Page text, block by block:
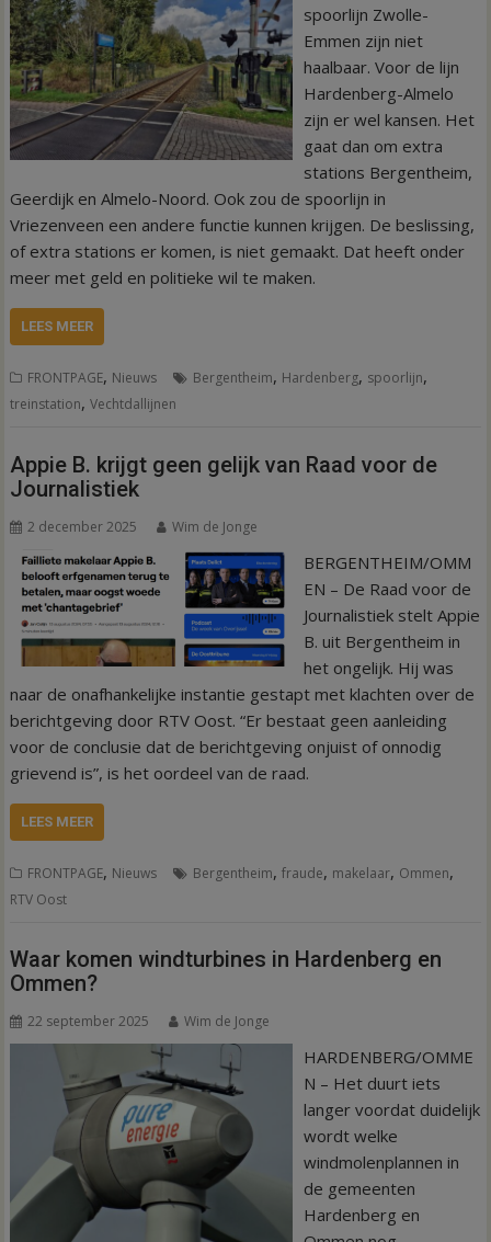
spoorlijn Zwolle-
Emmen zijn niet
haalbaar. Voor de lijn
Hardenberg-Almelo
zijn er wel kansen. Het
gaat dan om extra
stations Bergentheim,
Geerdijk en Almelo-Noord. Ook zou de spoorlijn in
Vriezenveen een andere functie kunnen krijgen. De beslissing,
of extra stations er komen, is niet gemaakt. Dat heeft onder
meer met geld en politieke wil te maken.
LEES MEER
FRONTPAGE, Nieuws Bergentheim, Hardenberg, spoorlijn,
treinstation,Vechtdallijnen
Appie B. krijgt geen gelijk van Raad voor de
Journalistiek
2 december 2025 Wim de Jonge
BERGENTHEIM/OMM
EN – De Raad voor de
Journalistiek stelt Appie
B. uit Bergentheim in
het ongelijk. Hij was
naar de onafhankelijke instantie gestapt met klachten over de
berichtgeving door RTV Oost. “Er bestaat geen aanleiding
voor de conclusie dat de berichtgeving onjuist of onnodig
grievend is”, is het oordeel van de raad.
LEES MEER
FRONTPAGE, Nieuws Bergentheim,fraude, makelaar, Ommen,
RTV Oost
Waar komen windturbines in Hardenberg en
Ommen?
22 september 2025 Wim de Jonge
HARDENBERG/OMME
N – Het duurt iets
langer voordat duidelijk
wordt welke
windmolenplannen in
de gemeenten
Hardenberg en